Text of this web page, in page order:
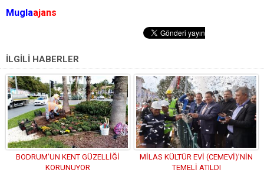
Muglaajans
İLGİLİ HABERLER
BODRUM’UN KENT GÜZELLİĞİ
KORUNUYOR
MİLAS KÜLTÜR EVİ (CEMEVİ)’NİN
TEMELİ ATILDI